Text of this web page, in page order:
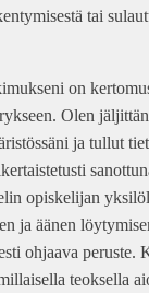
tai
on
Olen
ja tullut
opiskelijan
ja äänen
ohjaava peruste.
teoksella